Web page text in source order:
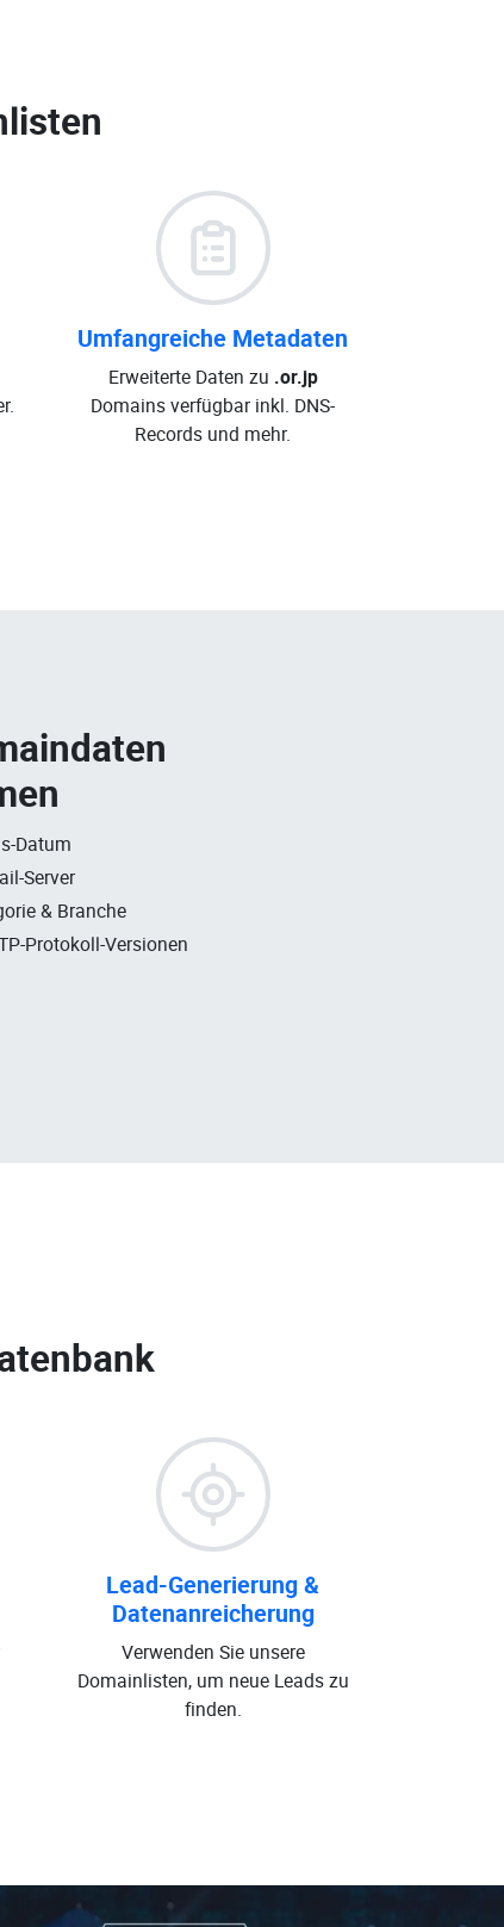
Umfangreiche Metadaten
Erweiterte Daten zu .or.jp
Domains verfügbar inkl. DNS-
Records und mehr.
Datum
Server
& Branche
Protokoll-Versionen
Lead-Generierung &
Datenanreicherung
Verwenden Sie unsere
Domainlisten, um neue Leads zu
finden.